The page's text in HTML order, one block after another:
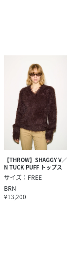
【THROW】SHAGGY V／
N TUCK PUFF トップス
サイズ：FREE
BRN
¥13,200